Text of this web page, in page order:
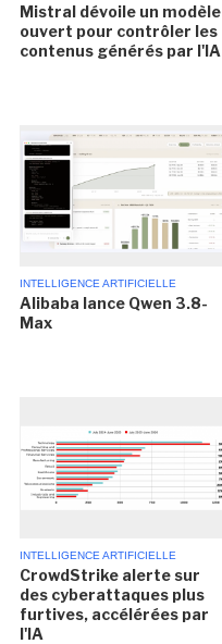
Mistral dévoile un modèle
ouvert pour contrôler les
contenus générés par l'IA
INTELLIGENCE ARTIFICIELLE
Alibaba lance Qwen 3.8-
Max
INTELLIGENCE ARTIFICIELLE
CrowdStrike alerte sur
des cyberattaques plus
furtives, accélérées par
l'IA